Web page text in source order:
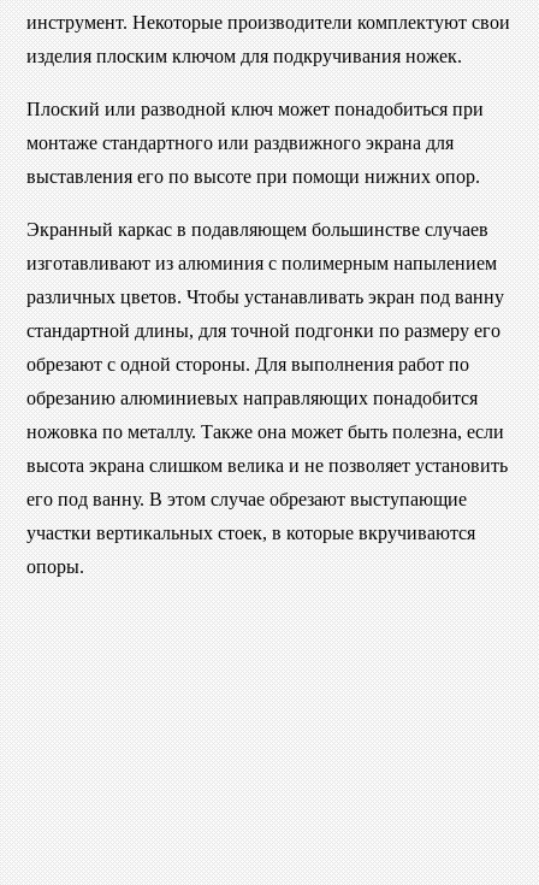
инструмент. Некоторые производители комплектуют свои
изделия плоским ключом для подкручивания ножек.
Плоский или разводной ключ может понадобиться при
монтаже стандартного или раздвижного экрана для
выставления его по высоте при помощи нижних опор.
Экранный каркас в подавляющем большинстве случаев
изготавливают из алюминия с полимерным напылением
различных цветов. Чтобы устанавливать экран под ванну
стандартной длины, для точной подгонки по размеру его
обрезают с одной стороны. Для выполнения работ по
обрезанию алюминиевых направляющих понадобится
ножовка по металлу. Также она может быть полезна, если
высота экрана слишком велика и не позволяет установить
его под ванну. В этом случае обрезают выступающие
участки вертикальных стоек, в которые вкручиваются
опоры.